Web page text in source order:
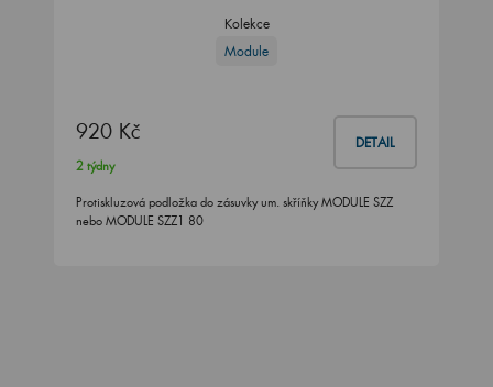
Kolekce
Module
920 Kč DETAIL
2 týdny
Protiskluzová podložka do zásuvky um. skříňky MODULE SZZ
nebo MODULE SZZ1 80